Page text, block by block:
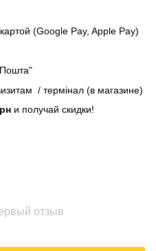
(Google Pay, Apple Pay)
/ термінал (в магазине)
и получай скидки!
отзыв